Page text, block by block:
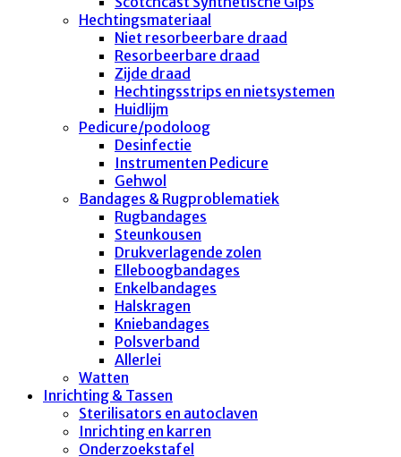
Hechtingsmateriaal
Niet resorbeerbare draad
Resorbeerbare draad
Zijde draad
Hechtingsstrips en nietsystemen
Huidlijm
Pedicure/podoloog
Desinfectie
Instrumenten Pedicure
Gehwol
Bandages & Rugproblematiek
Rugbandages
Steunkousen
Drukverlagende zolen
Elleboogbandages
Enkelbandages
Halskragen
Kniebandages
Polsverband
Allerlei
Watten
Inrichting & Tassen
Sterilisators en autoclaven
Inrichting en karren
Onderzoekstafel